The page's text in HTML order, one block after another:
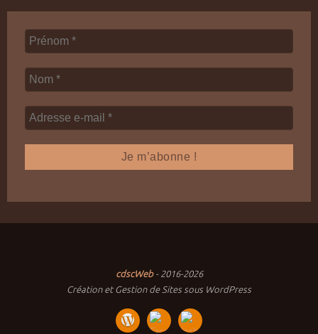
cdscWeb- 2016-2026
Création et Gestion de Sites sous WordPress